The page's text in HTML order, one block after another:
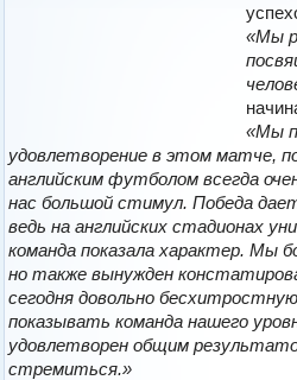
«Мы
«Мы
удовлетворение в этом матче,
английским футболом всегда
нас большой стимул. Победа
ведь на английских стадионах
команда показала характер. Мы
но также вынужден
сегодня довольно
показывать команда нашего
удовлетворен общим
стремиться.»